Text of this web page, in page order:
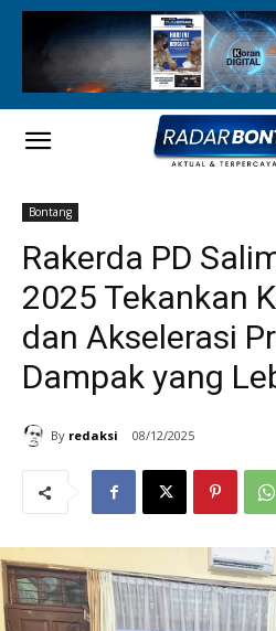
Bontang
Rakerda PD
2025 Tekankan
dan Akselerasi
Dampak yang
By redaksi 08/12/2025